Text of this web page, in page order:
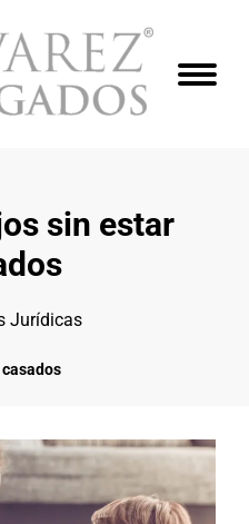
sin estar
Jurídicas